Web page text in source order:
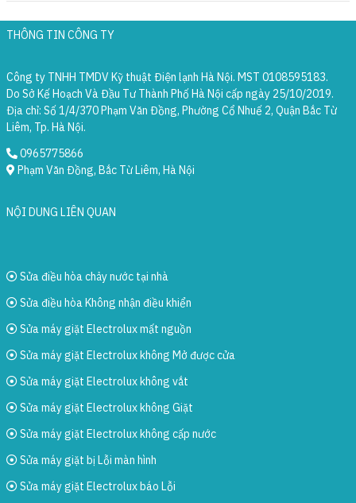
THÔNG TIN CÔNG TY
Công ty TNHH TMDV Kỹ thuật Điện lạnh Hà Nội. MST 0108595183.
Do Sở Kế Hoạch Và Đầu Tư Thành Phố Hà Nội cấp ngày 25/10/2019.
Địa chỉ: Số 1/4/370 Phạm Văn Đồng, Phường Cổ Nhuế 2, Quận Bắc Từ
Liêm, Tp. Hà Nội.
0965775866
Phạm Văn Đồng, Bắc Từ Liêm, Hà Nội
NỘI DUNG LIÊN QUAN
Sửa điều hòa chảy nước tại nhà
Sửa điều hòa Không nhận điều khiển
Sửa máy giặt Electrolux mất nguồn
Sửa máy giặt Electrolux không Mở được cửa
Sửa máy giặt Electrolux không vắt
Sửa máy giặt Electrolux không Giặt
Sửa máy giặt Electrolux không cấp nước
Sửa máy giặt bị Lỗi màn hình
Sửa máy giặt Electrolux báo Lỗi